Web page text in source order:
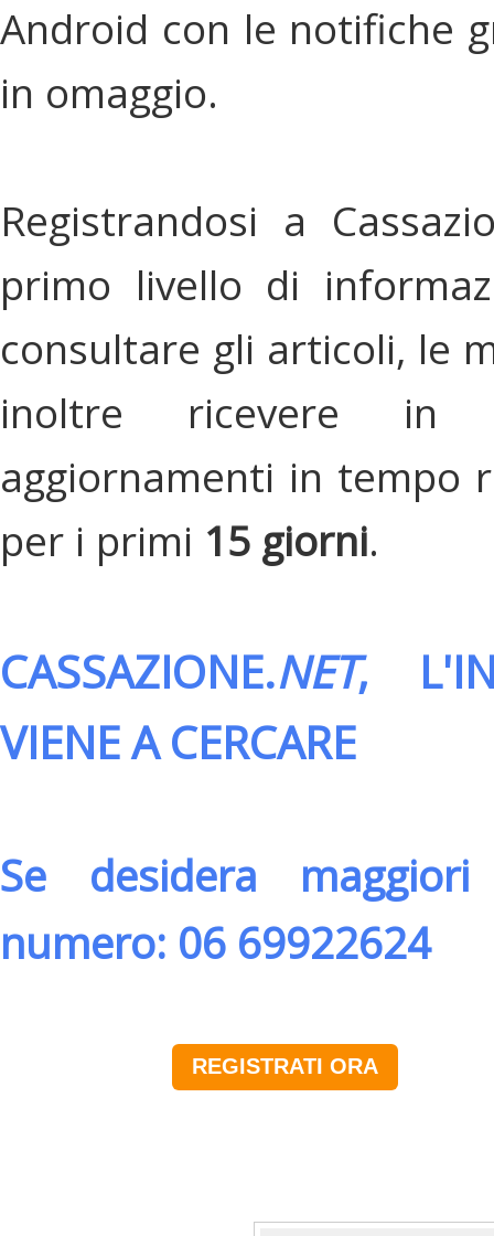
Android con le notifiche
in omaggio.
Registrandosi a
primo livello di
consultare gli articoli, le
inoltre ricevere in
aggiornamenti in tempo
per i primi 15 giorni.
CASSAZIONE.NET,
VIENE A CERCARE
Se desidera
numero: 06 69922624
REGISTRATI ORA